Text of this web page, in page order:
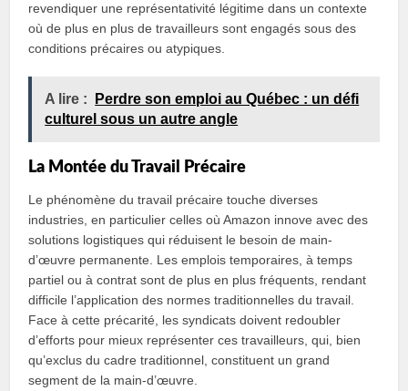
revendiquer une représentativité légitime dans un contexte
où de plus en plus de travailleurs sont engagés sous des
conditions précaires ou atypiques.
A lire :
Perdre son emploi au Québec : un défi
culturel sous un autre angle
La Montée du Travail Précaire
Le phénomène du travail précaire touche diverses
industries, en particulier celles où Amazon innove avec des
solutions logistiques qui réduisent le besoin de main-
d’œuvre permanente. Les emplois temporaires, à temps
partiel ou à contrat sont de plus en plus fréquents, rendant
difficile l’application des normes traditionnelles du travail.
Face à cette précarité, les syndicats doivent redoubler
d’efforts pour mieux représenter ces travailleurs, qui, bien
qu’exclus du cadre traditionnel, constituent un grand
segment de la main-d’œuvre.